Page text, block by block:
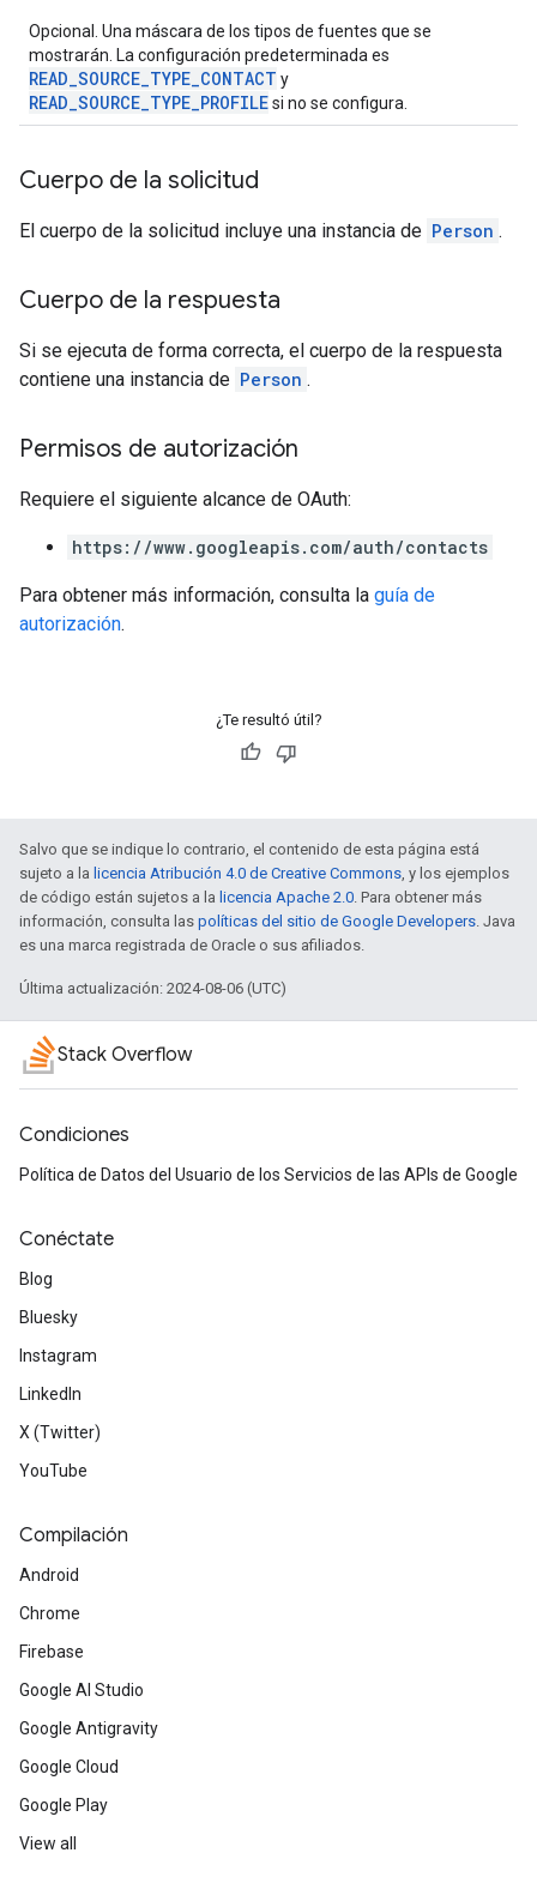
Opcional. Una máscara de los tipos de fuentes que se
mostrarán. La configuración predeterminada es
READ_SOURCE_TYPE_CONTACT y
READ_SOURCE_TYPE_PROFILEsi no se configura.
Cuerpo de la solicitud
El cuerpo de la solicitud incluye una instancia de Person .
Cuerpo de la respuesta
Si se ejecuta de forma correcta, el cuerpo de la respuesta
contiene una instancia de Person .
Permisos de autorización
Requiere el siguiente alcance de OAuth:
https://www.googleapis.com/auth/contacts
Para obtener más información, consulta la guía de
autorización.
¿Te resultó útil?
Salvo que se indique lo contrario, el contenido de esta página está
sujeto a la licencia Atribución 4.0 de Creative Commons, y los ejemplos
de código están sujetos a la licencia Apache 2.0. Para obtener más
información, consulta las políticas del sitio de Google Developers. Java
es una marca registrada de Oracle o sus afiliados.
Última actualización: 2024-08-06 (UTC)
Stack Overflow
Condiciones
Política de Datos del Usuario de los Servicios de las APIs de Google
Conéctate
Blog
Bluesky
Instagram
LinkedIn
X (Twitter)
YouTube
Compilación
Android
Chrome
Firebase
Google AI Studio
Google Antigravity
Google Cloud
Google Play
View all